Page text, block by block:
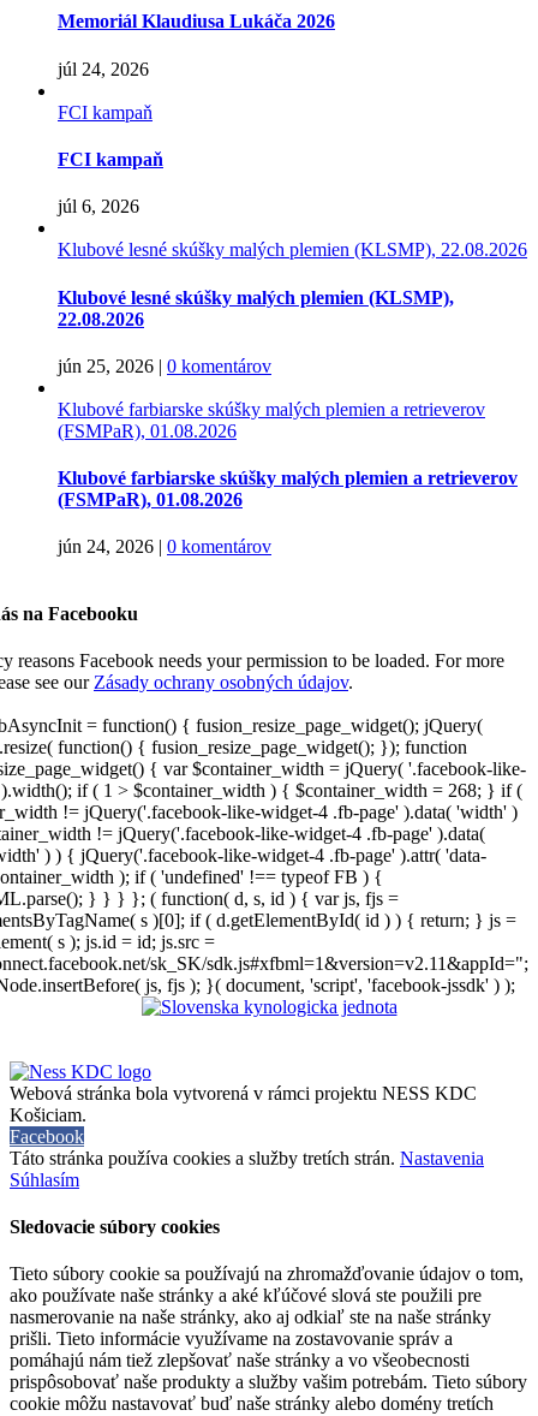
Memoriál Klaudiusa Lukáča 2026
júl 24, 2026
FCI kampaň
FCI kampaň
júl 6, 2026
Klubové lesné skúšky malých plemien (KLSMP), 22.08.2026
Klubové lesné skúšky malých plemien (KLSMP),
22.08.2026
jún 25, 2026 | 0 komentárov
Klubové farbiarske skúšky malých plemien a retrieverov
(FSMPaR), 01.08.2026
Klubové farbiarske skúšky malých plemien a retrieverov
(FSMPaR), 01.08.2026
jún 24, 2026 | 0 komentárov
na Facebooku
reasons Facebook needs your permission to be loaded. For more
see our Zásady ochrany osobných údajov.
= function() { fusion_resize_page_widget(); jQuery(
function() { fusion_resize_page_widget(); }); function
{ var $container_width = jQuery( '.facebook-like-
if ( 1 > $container_width ) { $container_width = 268; } if (
!= jQuery('.facebook-like-widget-4 .fb-page' ).data( 'width' )
!= jQuery('.facebook-like-widget-4 .fb-page' ).data(
) ) { jQuery('.facebook-like-widget-4 .fb-page' ).attr( 'data-
); if ( 'undefined' !== typeof FB ) {
} } } }; ( function( d, s, id ) { var js, fjs =
s )[0]; if ( d.getElementById( id ) ) { return; } js =
s ); js.id = id; js.src =
sk_SK/sdk.js#xfbml=1&version=v2.11&appId=";
js, fjs ); }( document, 'script', 'facebook-jssdk' ) );
Webová stránka bola vytvorená v rámci projektu NESS KDC
Košiciam.
Facebook
Táto stránka používa cookies a služby tretích strán. Nastavenia
Súhlasím
Sledovacie súbory cookies
Tieto súbory cookie sa používajú na zhromažďovanie údajov o tom,
ako používate naše stránky a aké kľúčové slová ste použili pre
nasmerovanie na naše stránky, ako aj odkiaľ ste na naše stránky
prišli. Tieto informácie využívame na zostavovanie správ a
pomáhajú nám tiež zlepšovať naše stránky a vo všeobecnosti
prispôsobovať naše produkty a služby vašim potrebám. Tieto súbory
cookie môžu nastavovať buď naše stránky alebo domény tretích